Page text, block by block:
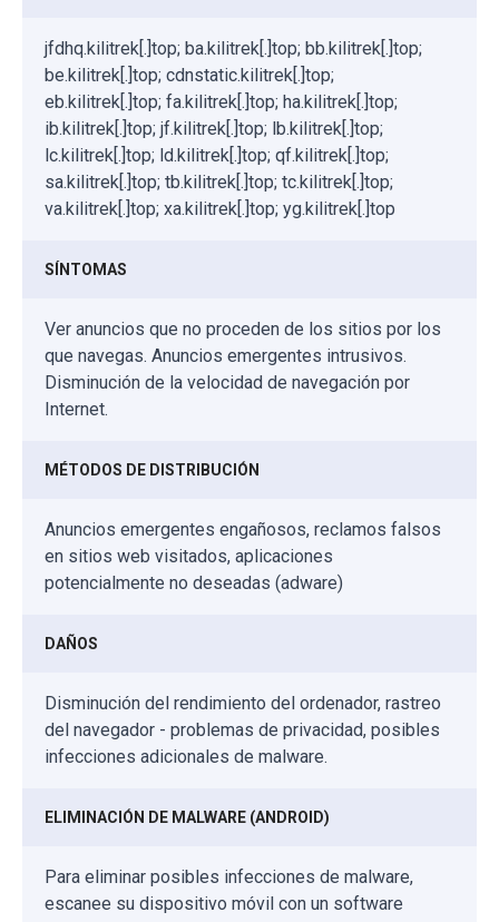
jfdhq.kilitrek[.]top; ba.kilitrek[.]top; bb.kilitrek[.]top;
be.kilitrek[.]top; cdnstatic.kilitrek[.]top;
eb.kilitrek[.]top; fa.kilitrek[.]top; ha.kilitrek[.]top;
ib.kilitrek[.]top; jf.kilitrek[.]top; lb.kilitrek[.]top;
lc.kilitrek[.]top; ld.kilitrek[.]top; qf.kilitrek[.]top;
sa.kilitrek[.]top; tb.kilitrek[.]top; tc.kilitrek[.]top;
va.kilitrek[.]top; xa.kilitrek[.]top; yg.kilitrek[.]top
SÍNTOMAS
Ver anuncios que no proceden de los sitios por los
que navegas. Anuncios emergentes intrusivos.
Disminución de la velocidad de navegación por
Internet.
MÉTODOS DE DISTRIBUCIÓN
Anuncios emergentes engañosos, reclamos falsos
en sitios web visitados, aplicaciones
potencialmente no deseadas (adware)
DAÑOS
Disminución del rendimiento del ordenador, rastreo
del navegador - problemas de privacidad, posibles
infecciones adicionales de malware.
ELIMINACIÓN DE MALWARE (ANDROID)
Para eliminar posibles infecciones de malware,
escanee su dispositivo móvil con un software